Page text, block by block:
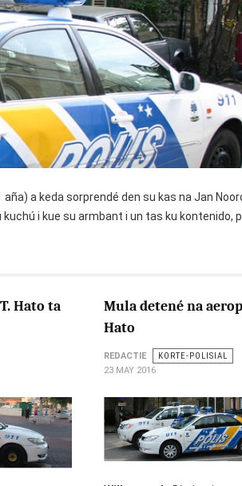
a keda sorprendé den su kas na Jan
i kue su armbant i un tas ku kontenido,
Hato ta
Mula detené na
Hato
REDACTIE
KORTE-POLISIAL
23 MAY 2016